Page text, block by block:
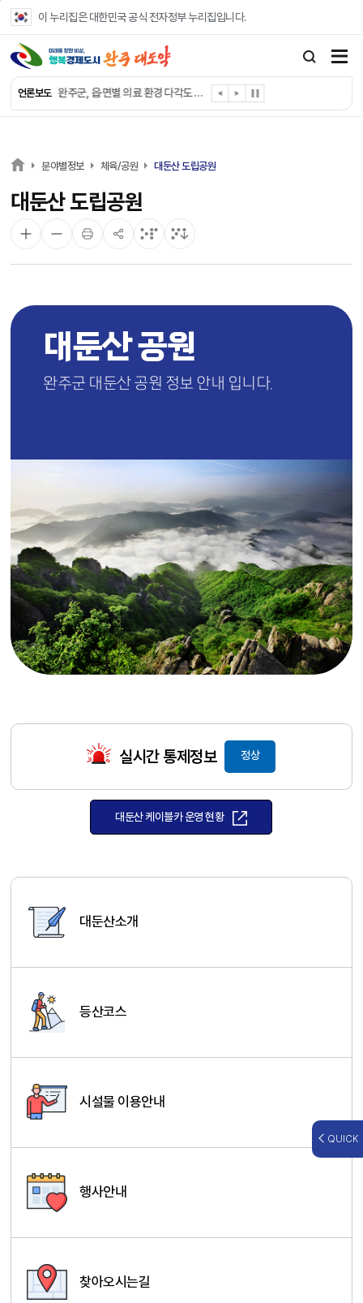
이 누리집은 대한민국 공식 전자정부 누리집입니다.
언론보도
완주군, ‘수의계약 총량제’ 개편 운영
완주군 청소년, 초록우산 지원으로 치과 치료
완주군, 읍·면별 의료 환경 다각도 진단한다
완주군, 모바일 헬스케어 “내 건강 변화 직접 확인”
전북은행, 완주군에 ‘시원키트’ 60세트 기탁
분야별정보 체육/공원 대둔산 도립공원
대둔산 도립공원
대둔산 공원
완주군 대둔산 공원 정보 안내 입니다.
실시간 통제정보 정상
대둔산 케이블카 운영 현황
대둔산소개
등산코스
시설물 이용안내
행사안내
찾아오시는길
QUICK